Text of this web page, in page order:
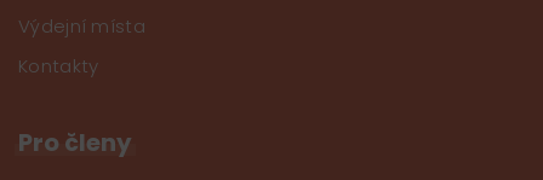
Výdejní místa
Kontakty
Pro členy